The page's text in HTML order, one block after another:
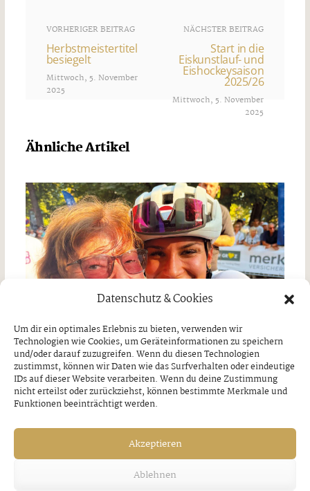
Datenschutz & Cookies
Um dir ein optimales Erlebnis zu bieten, verwenden wir
Technologien wie Cookies, um Geräteinformationen zu speichern
und/oder darauf zuzugreifen. Wenn du diesen Technologien
zustimmst, können wir Daten wie das Surfverhalten oder eindeutige
IDs auf dieser Website verarbeiten. Wenn du deine Zustimmung
nicht erteilst oder zurückziehst, können bestimmte Merkmale und
Funktionen beeinträchtigt werden.
Akzeptieren
Ablehnen
VORHERIGER BEITRAG
Herbstmeistertitel
besiegelt
Mittwoch, 5. November
2025
NÄCHSTER BEITRAG
Start in die
Eiskunstlauf- und
Eishockeysaison
2025/26
Mittwoch, 5. November
2025
Ähnliche Artikel